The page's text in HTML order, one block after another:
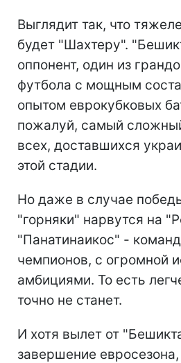
Выглядит так, что
будет "Шахтеру".
оппонент, один из
футбола с мощным
опытом еврокубковых
пожалуй, самый
всех, доставшихся
этой стадии.
Но даже в случае
"горняки" нарвутся на
"Панатинаикос" -
чемпионов, с огромной
амбициями. То есть
точно не станет.
И хотя вылет от
завершение